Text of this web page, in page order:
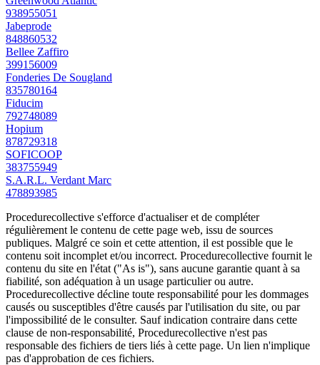
938955051
Jabeprode
848860532
Bellee Zaffiro
399156009
Fonderies De Sougland
835780164
Fiducim
792748089
Hopium
878729318
SOFICOOP
383755949
S.A.R.L. Verdant Marc
478893985
Procedurecollective s'efforce d'actualiser et de compléter
régulièrement le contenu de cette page web, issu de sources
publiques. Malgré ce soin et cette attention, il est possible que le
contenu soit incomplet et/ou incorrect. Procedurecollective fournit le
contenu du site en l'état ("As is"), sans aucune garantie quant à sa
fiabilité, son adéquation à un usage particulier ou autre.
Procedurecollective décline toute responsabilité pour les dommages
causés ou susceptibles d'être causés par l'utilisation du site, ou par
l'impossibilité de le consulter. Sauf indication contraire dans cette
clause de non-responsabilité, Procedurecollective n'est pas
responsable des fichiers de tiers liés à cette page. Un lien n'implique
pas d'approbation de ces fichiers.